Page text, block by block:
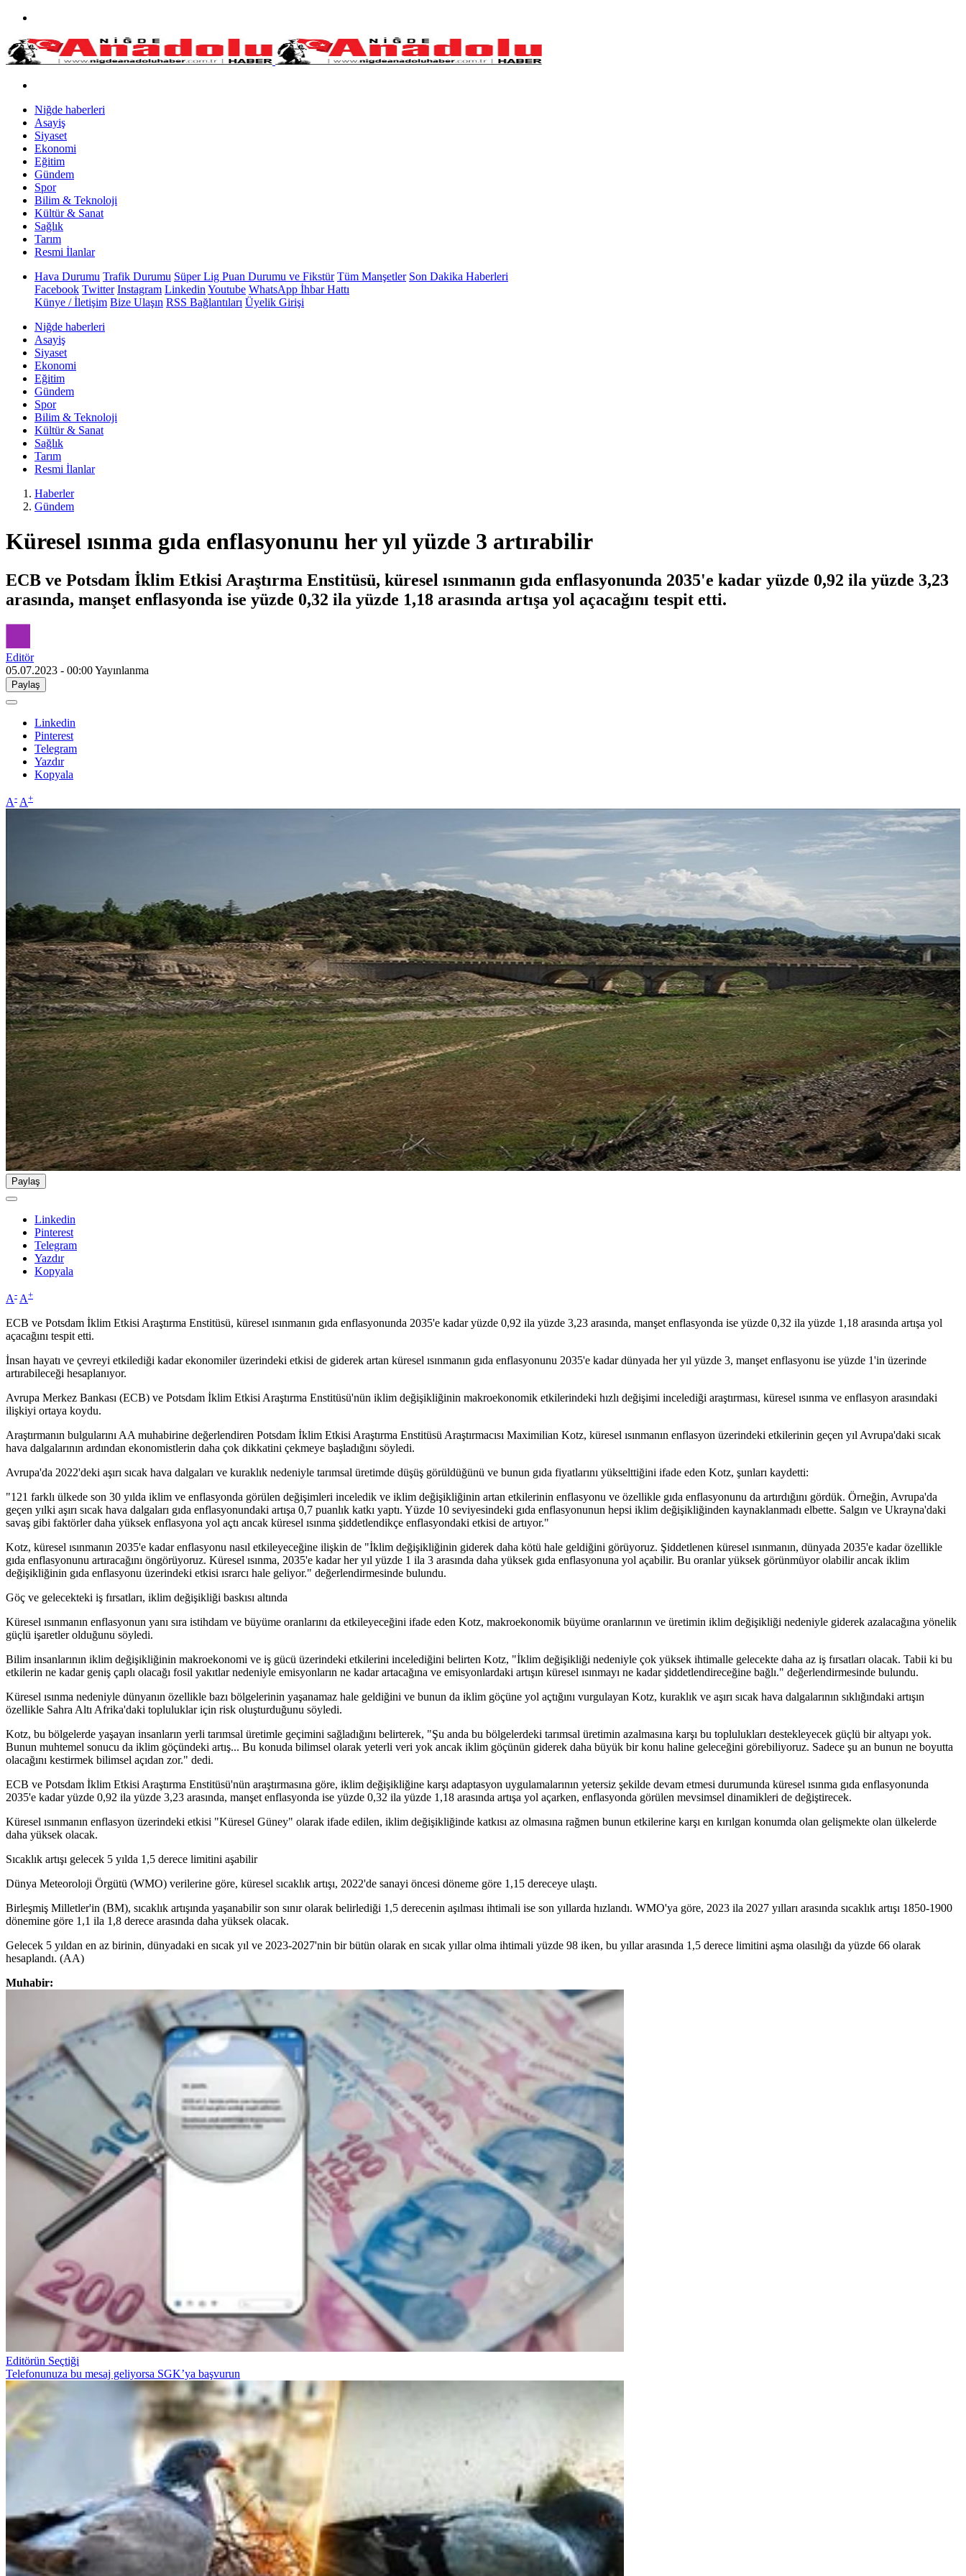
Niğde haberleri
Asayiş
Siyaset
Ekonomi
Eğitim
Gündem
Spor
Bilim & Teknoloji
Kültür & Sanat
Sağlık
Tarım
Resmi İlanlar
Hava Durumu Trafik Durumu Süper Lig Puan Durumu ve Fikstür Tüm Manşetler Son Dakika Haberleri
Facebook Twitter Instagram Linkedin Youtube WhatsApp İhbar Hattı
Künye / İletişim Bize Ulaşın RSS Bağlantıları Üyelik Girişi
Niğde haberleri
Asayiş
Siyaset
Ekonomi
Eğitim
Gündem
Spor
Bilim & Teknoloji
Kültür & Sanat
Sağlık
Tarım
Resmi İlanlar
Haberler
Gündem
Küresel ısınma gıda enflasyonunu her yıl yüzde 3 artırabilir
ECB ve Potsdam İklim Etkisi Araştırma Enstitüsü, küresel ısınmanın gıda enflasyonunda 2035'e kadar yüzde 0,92 ila yüzde 3,23
arasında, manşet enflasyonda ise yüzde 0,32 ila yüzde 1,18 arasında artışa yol açacağını tespit etti.
Editör
05.07.2023 - 00:00Yayınlanma
Paylaş
Linkedin
Pinterest
Telegram
Yazdır
Kopyala
A- A+
Paylaş
Linkedin
Pinterest
Telegram
Yazdır
Kopyala
A- A+
ECB ve Potsdam İklim Etkisi Araştırma Enstitüsü, küresel ısınmanın gıda enflasyonunda 2035'e kadar yüzde 0,92 ila yüzde 3,23 arasında, manşet enflasyonda ise yüzde 0,32 ila yüzde 1,18 arasında artışa yol
açacağını tespit etti.
İnsan hayatı ve çevreyi etkilediği kadar ekonomiler üzerindeki etkisi de giderek artan küresel ısınmanın gıda enflasyonunu 2035'e kadar dünyada her yıl yüzde 3, manşet enflasyonu ise yüzde 1'in üzerinde
artırabileceği hesaplanıyor.
Avrupa Merkez Bankası (ECB) ve Potsdam İklim Etkisi Araştırma Enstitüsü'nün iklim değişikliğinin makroekonomik etkilerindeki hızlı değişimi incelediği araştırması, küresel ısınma ve enflasyon arasındaki
ilişkiyi ortaya koydu.
Araştırmanın bulgularını AA muhabirine değerlendiren Potsdam İklim Etkisi Araştırma Enstitüsü Araştırmacısı Maximilian Kotz, küresel ısınmanın enflasyon üzerindeki etkilerinin geçen yıl Avrupa'daki sıcak
hava dalgalarının ardından ekonomistlerin daha çok dikkatini çekmeye başladığını söyledi.
Avrupa'da 2022'deki aşırı sıcak hava dalgaları ve kuraklık nedeniyle tarımsal üretimde düşüş görüldüğünü ve bunun gıda fiyatlarını yükselttiğini ifade eden Kotz, şunları kaydetti:
"121 farklı ülkede son 30 yılda iklim ve enflasyonda görülen değişimleri inceledik ve iklim değişikliğinin artan etkilerinin enflasyonu ve özellikle gıda enflasyonunu da artırdığını gördük. Örneğin, Avrupa'da
geçen yılki aşırı sıcak hava dalgaları gıda enflasyonundaki artışa 0,7 puanlık katkı yaptı. Yüzde 10 seviyesindeki gıda enflasyonunun hepsi iklim değişikliğinden kaynaklanmadı elbette. Salgın ve Ukrayna'daki
savaş gibi faktörler daha yüksek enflasyona yol açtı ancak küresel ısınma şiddetlendikçe enflasyondaki etkisi de artıyor."
Kotz, küresel ısınmanın 2035'e kadar enflasyonu nasıl etkileyeceğine ilişkin de "İklim değişikliğinin giderek daha kötü hale geldiğini görüyoruz. Şiddetlenen küresel ısınmanın, dünyada 2035'e kadar özellikle
gıda enflasyonunu artıracağını öngörüyoruz. Küresel ısınma, 2035'e kadar her yıl yüzde 1 ila 3 arasında daha yüksek gıda enflasyonuna yol açabilir. Bu oranlar yüksek görünmüyor olabilir ancak iklim
değişikliğinin gıda enflasyonu üzerindeki etkisi ısrarcı hale geliyor." değerlendirmesinde bulundu.
Göç ve gelecekteki iş fırsatları, iklim değişikliği baskısı altında
Küresel ısınmanın enflasyonun yanı sıra istihdam ve büyüme oranlarını da etkileyeceğini ifade eden Kotz, makroekonomik büyüme oranlarının ve üretimin iklim değişikliği nedeniyle giderek azalacağına yönelik
güçlü işaretler olduğunu söyledi.
Bilim insanlarının iklim değişikliğinin makroekonomi ve iş gücü üzerindeki etkilerini incelediğini belirten Kotz, "İklim değişikliği nedeniyle çok yüksek ihtimalle gelecekte daha az iş fırsatları olacak. Tabii ki bu
etkilerin ne kadar geniş çaplı olacağı fosil yakıtlar nedeniyle emisyonların ne kadar artacağına ve emisyonlardaki artışın küresel ısınmayı ne kadar şiddetlendireceğine bağlı." değerlendirmesinde bulundu.
Küresel ısınma nedeniyle dünyanın özellikle bazı bölgelerinin yaşanamaz hale geldiğini ve bunun da iklim göçüne yol açtığını vurgulayan Kotz, kuraklık ve aşırı sıcak hava dalgalarının sıklığındaki artışın
özellikle Sahra Altı Afrika'daki topluluklar için risk oluşturduğunu söyledi.
Kotz, bu bölgelerde yaşayan insanların yerli tarımsal üretimle geçimini sağladığını belirterek, "Şu anda bu bölgelerdeki tarımsal üretimin azalmasına karşı bu toplulukları destekleyecek güçlü bir altyapı yok.
Bunun muhtemel sonucu da iklim göçündeki artış... Bu konuda bilimsel olarak yeterli veri yok ancak iklim göçünün giderek daha büyük bir konu haline geleceğini görebiliyoruz. Sadece şu an bunun ne boyutta
olacağını kestirmek bilimsel açıdan zor." dedi.
ECB ve Potsdam İklim Etkisi Araştırma Enstitüsü'nün araştırmasına göre, iklim değişikliğine karşı adaptasyon uygulamalarının yetersiz şekilde devam etmesi durumunda küresel ısınma gıda enflasyonunda
2035'e kadar yüzde 0,92 ila yüzde 3,23 arasında, manşet enflasyonda ise yüzde 0,32 ila yüzde 1,18 arasında artışa yol açarken, enflasyonda görülen mevsimsel dinamikleri de değiştirecek.
Küresel ısınmanın enflasyon üzerindeki etkisi "Küresel Güney" olarak ifade edilen, iklim değişikliğinde katkısı az olmasına rağmen bunun etkilerine karşı en kırılgan konumda olan gelişmekte olan ülkelerde
daha yüksek olacak.
Sıcaklık artışı gelecek 5 yılda 1,5 derece limitini aşabilir
Dünya Meteoroloji Örgütü (WMO) verilerine göre, küresel sıcaklık artışı, 2022'de sanayi öncesi döneme göre 1,15 dereceye ulaştı.
Birleşmiş Milletler'in (BM), sıcaklık artışında yaşanabilir son sınır olarak belirlediği 1,5 derecenin aşılması ihtimali ise son yıllarda hızlandı. WMO'ya göre, 2023 ila 2027 yılları arasında sıcaklık artışı 1850-1900
dönemine göre 1,1 ila 1,8 derece arasında daha yüksek olacak.
Gelecek 5 yıldan en az birinin, dünyadaki en sıcak yıl ve 2023-2027'nin bir bütün olarak en sıcak yıllar olma ihtimali yüzde 98 iken, bu yıllar arasında 1,5 derece limitini aşma olasılığı da yüzde 66 olarak
hesaplandı. (AA)
Muhabir:
Editörün Seçtiği
Telefonunuza bu mesaj geliyorsa SGK’ya başvurun